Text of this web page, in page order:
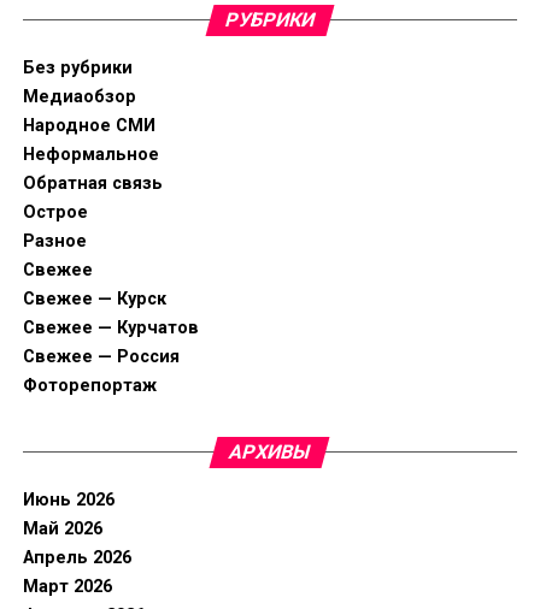
РУБРИКИ
Без рубрики
Медиаобзор
Народное СМИ
Неформальное
Обратная связь
Острое
Разное
Свежее
Свежее — Курск
Свежее — Курчатов
Свежее — Россия
Фоторепортаж
АРХИВЫ
Июнь 2026
Май 2026
Апрель 2026
Март 2026